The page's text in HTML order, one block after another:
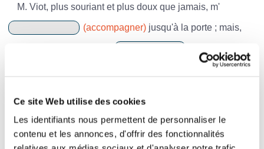
Ce site Web utilise des cookies
Les identifiants nous permettent de personnaliser le
contenu et les annonces, d'offrir des fonctionnalités
M. Viot, plus souriant et plus doux que jamais, m'
(accompagner) jusqu'à la porte ; mais,
Puis il (ouvrir)la porte et la